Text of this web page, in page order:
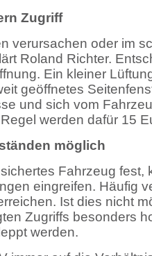
Zugriff
verursachen oder im
Roland Richter.
Ein kleiner
geöffnetes
und sich vom
werden dafür 15
möglich
Fahrzeug fest,
eingreifen. Häufig
Ist dies nicht
Zugriffs besonders
werden.